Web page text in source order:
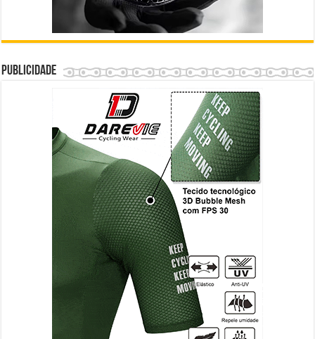
Publicidade